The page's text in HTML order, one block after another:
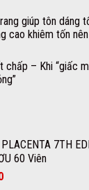
giúp tôn dáng
cao khiêm tốn
chấp – Khi “giấc
7TH
60 Viên